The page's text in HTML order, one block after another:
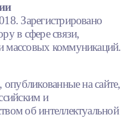
Зарегистрировано
в сфере связи,
массовых коммуникаций.
на сайте,
и
об интеллектуальной